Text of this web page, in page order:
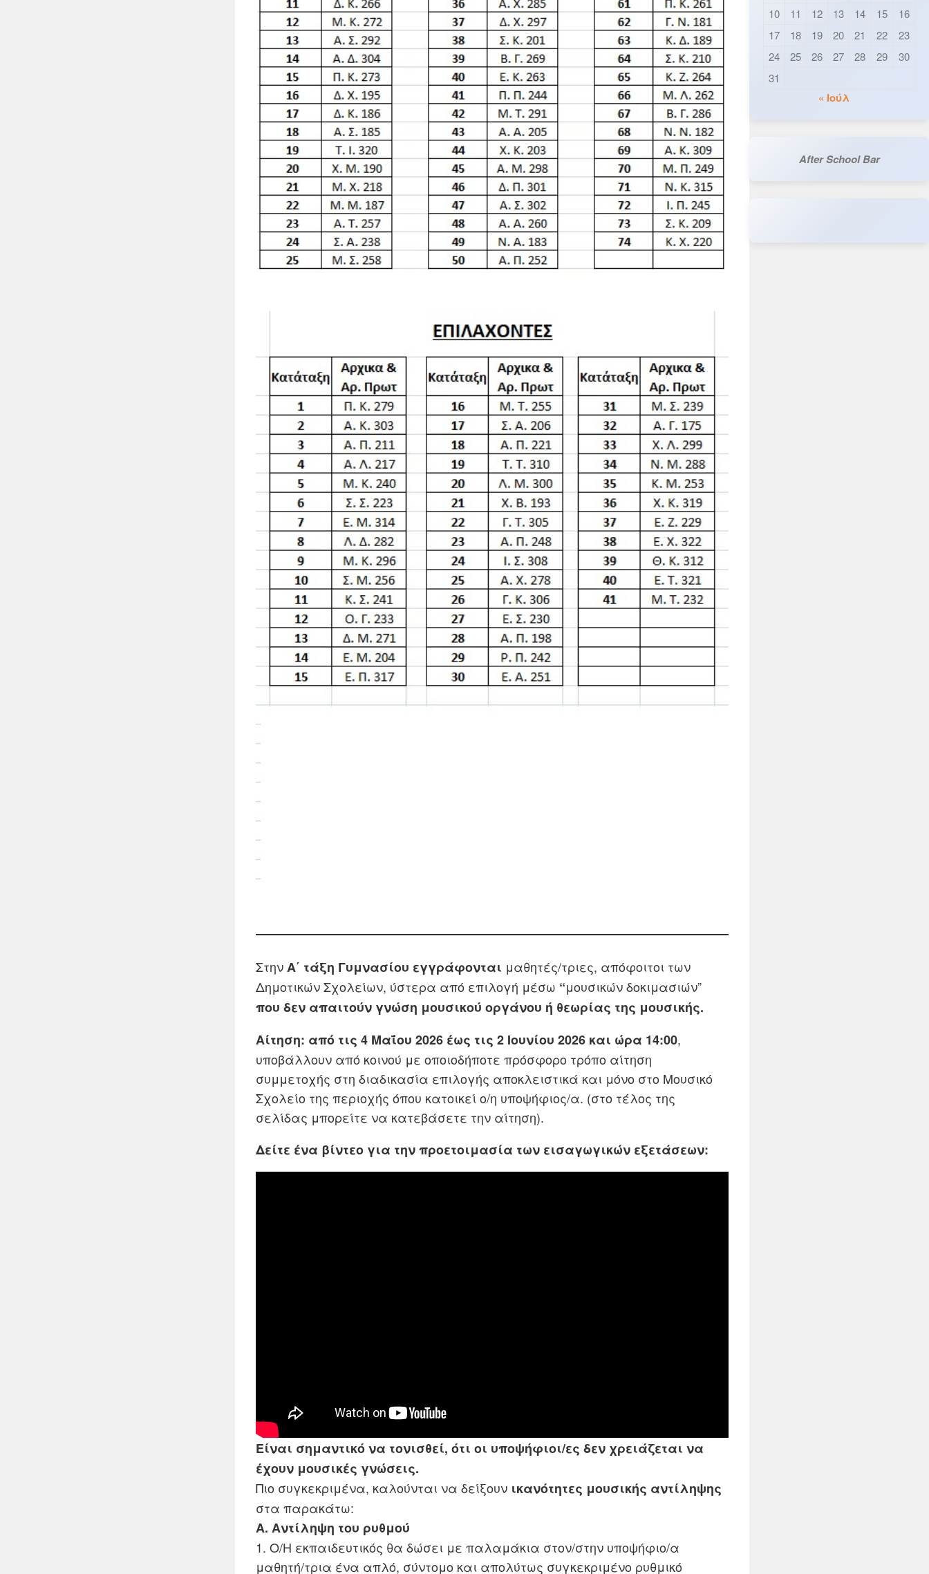
ΣτηνΑ΄ τάξη Γυμνασίου εγγράφονται μαθητές/τριες, απόφοιτοι των
Δημοτικών Σχολείων, ύστερα από επιλογή μέσω “μουσικών δοκιμασιών”
που δεν απαιτούν γνώση μουσικού οργάνου ή θεωρίας της μουσικής.
Αίτηση: από τις 4 Μαΐου 2026 έως τις 2 Ιουνίου 2026 και ώρα 14:00,
υποβάλλουν από κοινού με οποιοδήποτε πρόσφορο τρόπο αίτηση
συμμετοχής στη διαδικασία επιλογής αποκλειστικά και μόνο στο Μουσικό
Σχολείο της περιοχής όπου κατοικεί ο/η υποψήφιος/α. (στο τέλος της
σελίδας μπορείτε να κατεβάσετε την αίτηση).
Δείτε ένα βίντεο για την προετοιμασία των εισαγωγικών εξετάσεων:
Είναι σημαντικό να τονισθεί, ότι οι υποψήφιοι/ες δεν χρειάζεται να
έχουν μουσικές γνώσεις.
Πιο συγκεκριμένα, καλούνται να δείξουν ικανότητες μουσικής αντίληψης
στα παρακάτω:
Α. Αντίληψη του ρυθμού
1. Ο/Η εκπαιδευτικός θα δώσει με παλαμάκια στον/στην υποψήφιο/α
μαθητή/τρια ένα απλό, σύντομο και απολύτως συγκεκριμένο ρυθμικό
10
11 12 13 14 15
16
17
18 19 20 21 22
23
24
25 26 27 28 29
30
31
« Ιούλ
After School Bar